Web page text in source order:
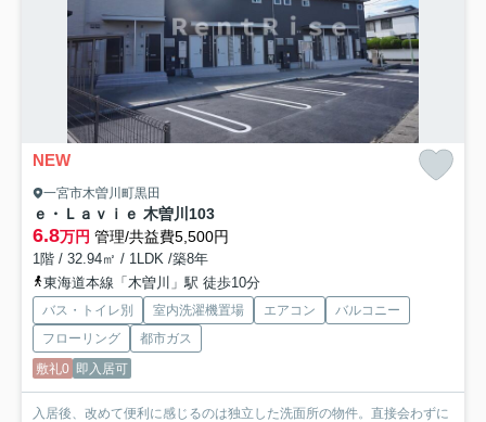
NEW
一宮市木曽川町黒田
ｅ・Ｌａｖｉｅ 木曽川 103
6.8万円 管理/共益費5,500円
1階 / 32.94㎡ / 1LDK /築8年
東海道本線「木曽川」駅 徒歩10分
バス・トイレ別 室内洗濯機置場 エアコン
バルコニー
フローリング
都市ガス
敷礼0 即入居可
入居後、改めて便利に感じるのは独立した洗面所の物件。直接会わずに